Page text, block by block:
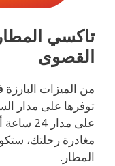
القصوى
من الميزات
توفرها على مدار
على
مغادرة رحلتك،
المطار.